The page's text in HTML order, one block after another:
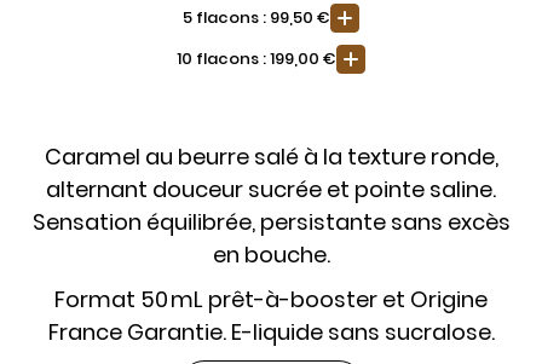
5 flacons : 99,50 €
10 flacons : 199,00 €
Caramel au beurre salé à la texture ronde,
alternant douceur sucrée et pointe saline.
Sensation équilibrée, persistante sans excès
en bouche.
Format 50 mL prêt-à-booster et Origine
France Garantie. E-liquide sans sucralose.